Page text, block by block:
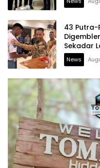
43 Putra-
Sekadar
News